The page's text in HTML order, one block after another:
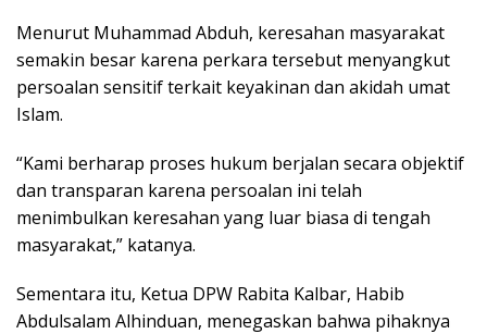
Menurut Muhammad Abduh, keresahan masyarakat
semakin besar karena perkara tersebut menyangkut
persoalan sensitif terkait keyakinan dan akidah umat
Islam.
“Kami berharap proses hukum berjalan secara objektif
dan transparan karena persoalan ini telah
menimbulkan keresahan yang luar biasa di tengah
masyarakat,” katanya.
Sementara itu, Ketua DPW Rabita Kalbar, Habib
Abdulsalam Alhinduan, menegaskan bahwa pihaknya